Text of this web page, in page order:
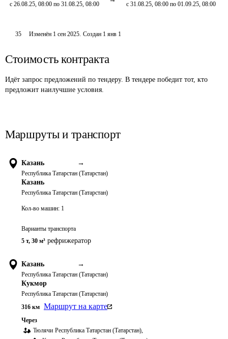
с 26.08.25, 08:00 по 31.08.25, 08:00
с 31.08.25, 08:00 по 01.09.25, 08:00
35 Изменён 1 сен 2025. Создан 1 янв 1
Стоимость контракта
Идёт запрос предложений по тендеру. В тендере победит тот, кто
предложит наилучшие условия.
Маршруты и транспорт
Казань →
Республика Татарстан (Татарстан)
Казань
Республика Татарстан (Татарстан)
Кол-во машин: 1
Варианты транспорта
5 т, 30 м³ рефрижератор
Казань →
Республика Татарстан (Татарстан)
Кукмор
Республика Татарстан (Татарстан)
316 км Маршрут на карте
Через
Тюлячи Республика Татарстан (Татарстан),